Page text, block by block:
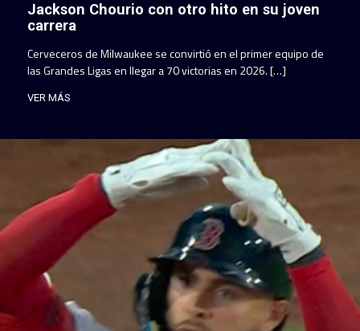
Jackson Chourio con otro hito en su joven
carrera
Cerveceros de Milwaukee se convirtió en el primer equipo de
las Grandes Ligas en llegar a 70 victorias en 2026. […]
VER MÁS